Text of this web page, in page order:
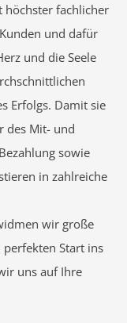
höchster fachlicher
und dafür
und die Seele
Erfolgs. Damit sie
des Mit- und
sowie
in zahlreiche
wir große
Start ins
uns auf Ihre